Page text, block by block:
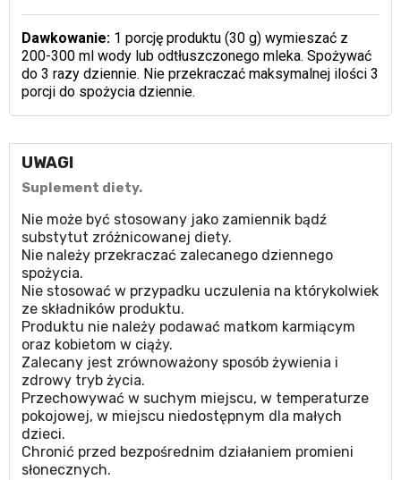
Dawkowanie:1 porcję produktu (30 g) wymieszać z
200-300 ml wody lub odtłuszczonego mleka. Spożywać
do 3 razy dziennie. Nie przekraczać maksymalnej ilości 3
porcji do spożycia dziennie.
UWAGI
Suplement diety.
Nie może być stosowany jako zamiennik bądź
substytut zróżnicowanej diety.
Nie należy przekraczać zalecanego dziennego
spożycia.
Nie stosować w przypadku uczulenia na którykolwiek
ze składników produktu.
Produktu nie należy podawać matkom karmiącym
oraz kobietom w ciąży.
Zalecany jest zrównoważony sposób żywienia i
zdrowy tryb życia.
Przechowywać w suchym miejscu, w temperaturze
pokojowej, w miejscu niedostępnym dla małych
dzieci.
Chronić przed bezpośrednim działaniem promieni
słonecznych.